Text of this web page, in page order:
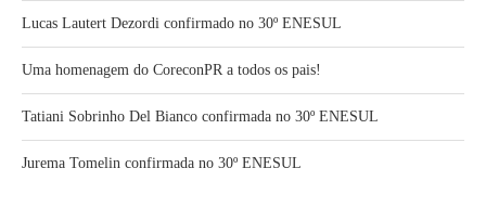
Lucas Lautert Dezordi confirmado no 30º ENESUL
Uma homenagem do CoreconPR a todos os pais!
Tatiani Sobrinho Del Bianco confirmada no 30º ENESUL
Jurema Tomelin confirmada no 30º ENESUL